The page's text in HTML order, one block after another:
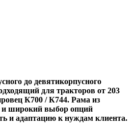
до девятикорпусного
для тракторов от 203
К700 / К744. Рама из
и широкий выбор опций
и адаптацию к нуждам клиента.